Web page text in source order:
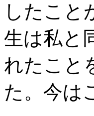
したこと
生は私と
れたこと
た。今は